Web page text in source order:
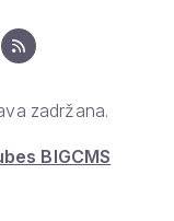
zadržana.
BIGCMS